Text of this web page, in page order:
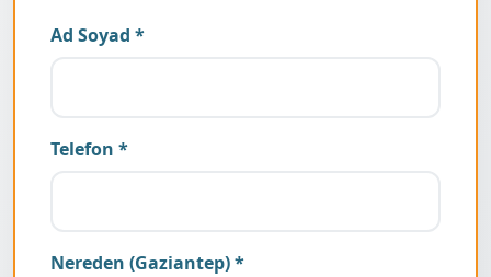
Ad Soyad *
Telefon *
Nereden (Gaziantep) *